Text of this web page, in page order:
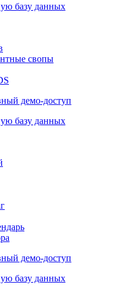
базу данных
свопы
демо-доступ
базу данных
демо-доступ
базу данных